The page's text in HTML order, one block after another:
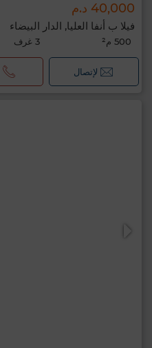
40,000 د.م
فيلا ب أنفا العليا, الدار البيضاء
500 م² 3 غرف
لإتصال